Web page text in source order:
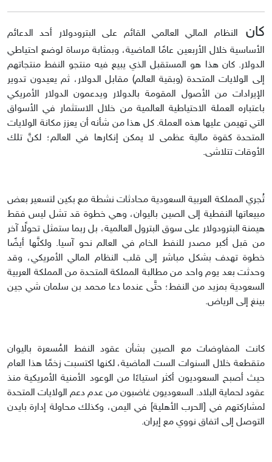
كان
النظام المالي العالمي القائم على البترودولار أحد الدعائم
الأساسية خلال الأربعين عامًا الماضية، وبمثابة مرساة لوضع احتياطي
الدولار. كان هذا هو المستقبل الذي يبيع فيه منتجو النفط منتجاتهم
إلى الولايات المتحدة (وبقية العالم) مقابل الدولار، ثم يعيدون تدوير
الإيرادات من الأصول المقومة بالدولار ويدعمون الدولار الأمريكي
باعتباره العملة الاحتياطية العالمية من خلال الاستثمار في الأسواق
التي تهيمن عليها هذه العملة. كل هذا من شأنه أن يعزز مكانة الولايات
المتحدة كقوة مالية عظمى لا يمكن إنكارها في العالم؛ لكنَّ تلك
الأوقات تتلاشى.
تُجري المملكة العربية السعودية محادثات نشطة مع بكين لتسعير بعض
مبيعاتها النفطية إلى الصين باليوان، وهي خطوة قد تشل ليس فقط
هيمنة البترودولار على سوق البترول العالمية، بل ربما ستمثل تحولًا آخر
من قبل أكبر مصدر للنفط الخام في العالم نحو آسيا. ولكنَّها أيضًا
خطوة تهدف بشكل مباشر إلى قلب النظام المالي الأمريكي، وقد
وحدثت بعد يوم واحد من مطالبة المملكة المتحدة من المملكة العربية
السعودية بمزيد من النفط؛ حتَّى عندما دعا محمد بن سلمان شي جين
بينغ إلى الرياض.
كانت المفاوضات مع الصين بشأن عقود النفط المُسعرة باليوان
متقطعة خلال السنوات الست الماضية، لكنها اكتسبت زخمًا هذا العام
حيث أصبح السعوديون أكثر استياءًا من الوعود الأمنية الأمريكية منذ
عقود لحماية البلاد. السعوديون غاضبون من عدم دعم الولايات المتحدة
لمشاركتهم في [الحرب الأهلية] في اليمن، وكذلك محاولة إدارة بايدن
التوصل إلى اتفاق نووي مع إيران.